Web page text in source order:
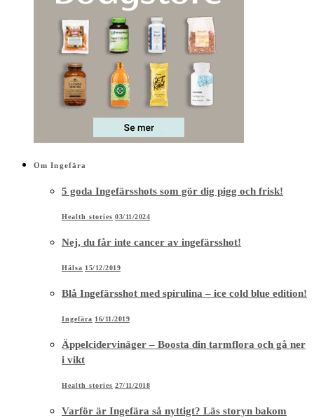
Om Ingefära
5 goda Ingefärsshots som gör dig pigg och frisk!
Health stories 03/11/2024
Nej, du får inte cancer av ingefärsshot!
Hälsa 15/12/2019
Blå Ingefärsshot med spirulina – ice cold blue edition!
Ingefära 16/11/2019
Äppelcidervinäger – Boosta din tarmflora och gå ner
i vikt
Health stories 27/11/2018
Varför är Ingefära så nyttigt? Läs storyn bakom